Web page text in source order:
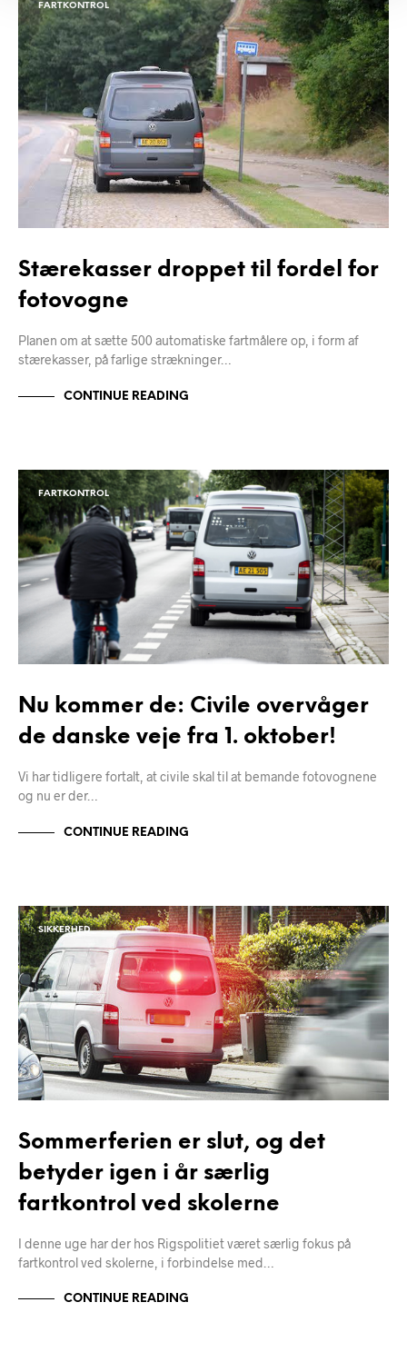
FARTKONTROL
Stærekasser droppet til fordel for
fotovogne
Planen om at sætte 500 automatiske fartmålere op, i form af
stærekasser, på farlige strækninger…
CONTINUE READING
FARTKONTROL
Nu kommer de: Civile overvåger
de danske veje fra 1. oktober!
Vi har tidligere fortalt, at civile skal til at bemande fotovognene
og nu er der…
CONTINUE READING
SIKKERHED
Sommerferien er slut, og det
betyder igen i år særlig
fartkontrol ved skolerne
I denne uge har der hos Rigspolitiet været særlig fokus på
fartkontrol ved skolerne, i forbindelse med…
CONTINUE READING